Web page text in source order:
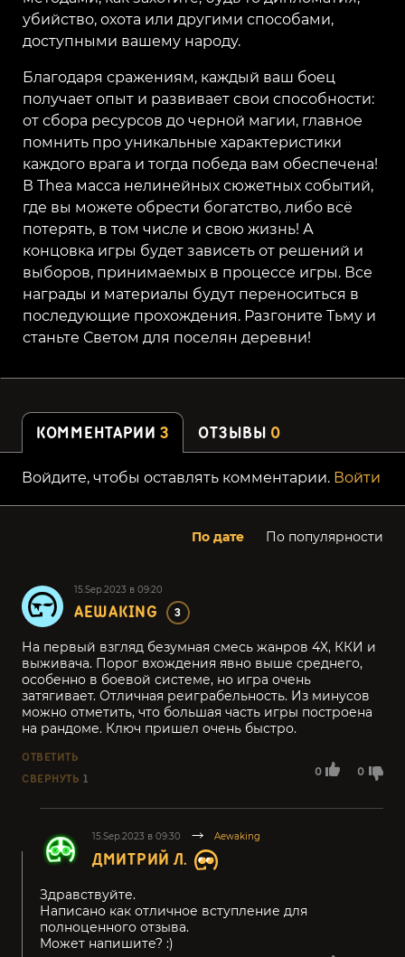
убийство, охота или другими способами,
доступными вашему народу.
Благодаря сражениям, каждый ваш боец
получает опыт и развивает свои способности:
от сбора ресурсов до черной магии, главное
помнить про уникальные характеристики
каждого врага и тогда победа вам обеспечена!
В Thea масса нелинейных сюжетных событий,
где вы можете обрести богатство, либо всё
потерять, в том числе и свою жизнь! А
концовка игры будет зависеть от решений и
выборов, принимаемых в процессе игры. Все
награды и материалы будут переноситься в
последующие прохождения. Разгоните Тьму и
станьте Светом для поселян деревни!
КОММЕНТАРИИ 3 ОТЗЫВЫ 0
Войдите, чтобы оставлять комментарии. Войти
По дате По популярности
15.Sep.2023 в 09:20
AEWAKING 3
0 0
На первый взгляд безумная смесь жанров 4Х, ККИ и
выживача. Порог вхождения явно выше среднего,
особенно в боевой системе, но игра очень
затягивает. Отличная реиграбельность. Из минусов
можно отметить, что большая часть игры построена
на рандоме. Ключ пришел очень быстро.
ОТВЕТИТЬ
СВЕРНУТЬ 1
15.Sep.2023 в 09:30 Aewaking
ДМИТРИЙ Л.
Здравствуйте.
Написано как отличное вступление для
полноценного отзыва.
Может напишите? :)